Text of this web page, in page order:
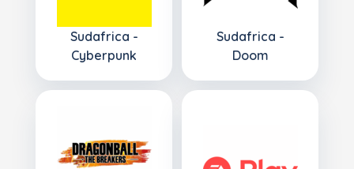
Sudafrica -
Cyberpunk
Sudafrica -
Doom